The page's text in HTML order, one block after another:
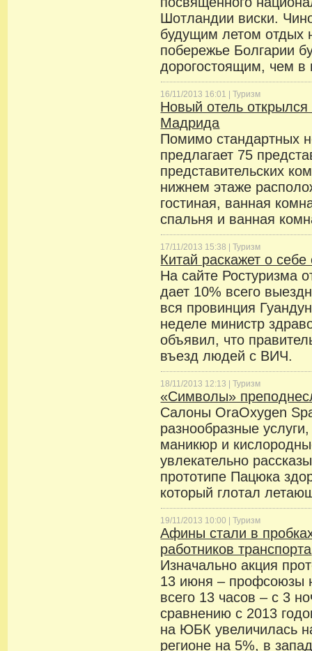
Шотландии виски.
будущим летом отдых
побережье Болгарии
дорогостоящим, чем в
16/11/2013 16:01 |Туризм
Новый отель
Мадрида
Помимо стандартных
предлагает 75
представительских
нижнем этаже
гостиная, ванная
спальня и ванная
17/11/2013 15:38 |Туризм
Китай раскажет о себе
На сайте Ростуризма
дает 10% всего
вся провинция
неделе министр
объявил, что
въезд людей с ВИЧ.
18/11/2013 12:13 |Туризм
«Символы»
Салоны OraOxygen
разнообразные
маникюр и
увлекательно
прототипе Пацюка
который глотал
19/11/2013 10:00 |Туризм
Афины стали в
работников транспорта
Изначально акция
13 июня – профсоюзы
всего 13 часов – с 3
сравнению с 2013
на ЮБК увеличилась
регионе на 5%, в